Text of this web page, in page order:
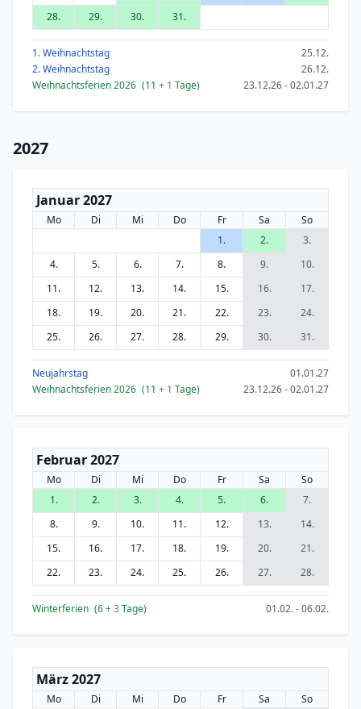
28.
29. 30. 31.
1. Weihnachtstag
25.12.
2. Weihnachtstag
26.12.
Weihnachtsferien 2026 (11 + 1 Tage) 23.12.26 - 02.01.27
2027
Januar 2027
Mo Di Mi Do Fr Sa
So
1.
2.
3.
4.
5. 6. 7. 8. 9.
10.
11.
12. 13. 14. 15. 16.
17.
18.
19. 20. 21. 22. 23.
24.
25.
26. 27. 28. 29. 30. 31.
Neujahrstag
01.01.27
Weihnachtsferien 2026 (11 + 1 Tage) 23.12.26 - 02.01.27
Februar 2027
Mo Di Mi Do Fr Sa
So
1.
2. 3. 4. 5. 6.
7.
8.
9. 10. 11. 12. 13.
14.
15.
16. 17. 18. 19. 20.
21.
22.
23. 24. 25. 26. 27. 28.
Winterferien (6+ 3 Tage) 01.02. - 06.02.
März 2027
Mo Di Mi Do Fr Sa
So